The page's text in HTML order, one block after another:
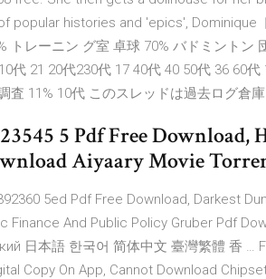
popular histories and 'epics', Dominique
トレーニン グ室 卓球 70% バドミント
代 21 20代230代 17 40代 40 50代 36 60
査 11% 10代 このスレッドは過去ログ倉
5 Pdf Free
Aiyaary Movie
5ed Pdf Free Download, Darkest
Finance And Public Policy Gruber Pdf
日本語 한국어 简体中文 臺灣繁體 香 …
Copy On App, Cannot Download